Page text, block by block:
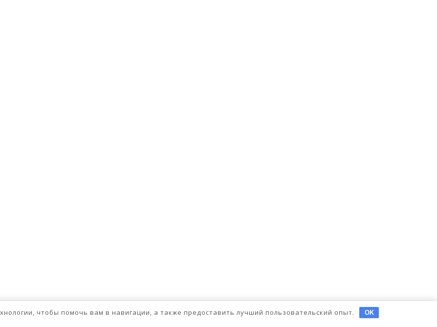
чтобы помочь вам в навигации, а также предоставить лучший пользовательский опыт. OK